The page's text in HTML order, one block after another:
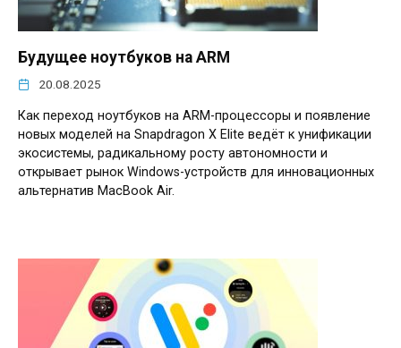
Будущее ноутбуков на ARM
20.08.2025
Как переход ноутбуков на ARM-процессоры и появление
новых моделей на Snapdragon X Elite ведёт к унификации
экосистемы, радикальному росту автономности и
открывает рынок Windows-устройств для инновационных
альтернатив MacBook Air.